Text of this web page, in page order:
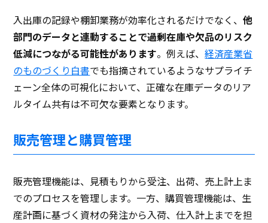
入出庫の記録や棚卸業務が効率化されるだけでなく、他
部門のデータと連動することで過剰在庫や欠品のリスク
低減につながる可能性があります。例えば、経済産業省
のものづくり白書でも指摘されているようなサプライチ
ェーン全体の可視化において、正確な在庫データのリア
ルタイム共有は不可欠な要素となります。
販売管理と購買管理
販売管理機能は、見積もりから受注、出荷、売上計上ま
でのプロセスを管理します。一方、購買管理機能は、生
産計画に基づく資材の発注から入荷、仕入計上までを担